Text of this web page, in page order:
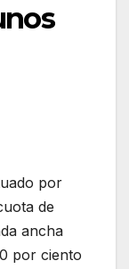
por
de
ancha
por ciento